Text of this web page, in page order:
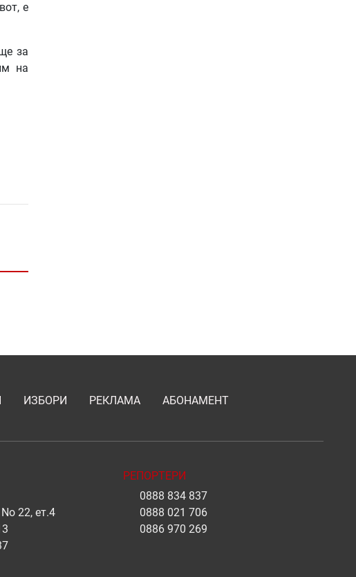
е
за
на
ИЗБОРИ РЕКЛАМА АБОНАМЕНТ
22, ет.4
РЕПОРТЕРИ
0888 834 837
0888 021 706
0886 970 269